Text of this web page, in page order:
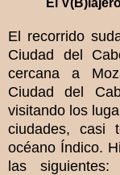
El recorrido
Ciudad del
cercana a
Ciudad del
visitando los
ciudades, casi
océano Índico.
las